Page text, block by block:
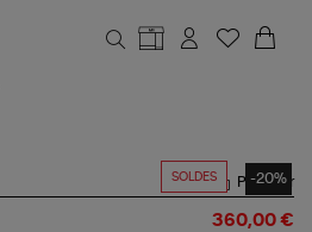
SOLDES -20%
Partager
360,00 €